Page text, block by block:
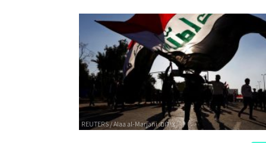
חולקות גבול ארוך, המשתרע על פני
כ-900 קילומטר, ולהיעדר משילות באפגניסטן יהיו
מידיות על הכלכלה והביטחון האיראניים. על
נוקטת מדיניות פרגמטית של שיתוף פעולה
על מנת להבטיח את האינטרסים שלה,
ההבדלים האידאולוגיים והדתיים המהותיים